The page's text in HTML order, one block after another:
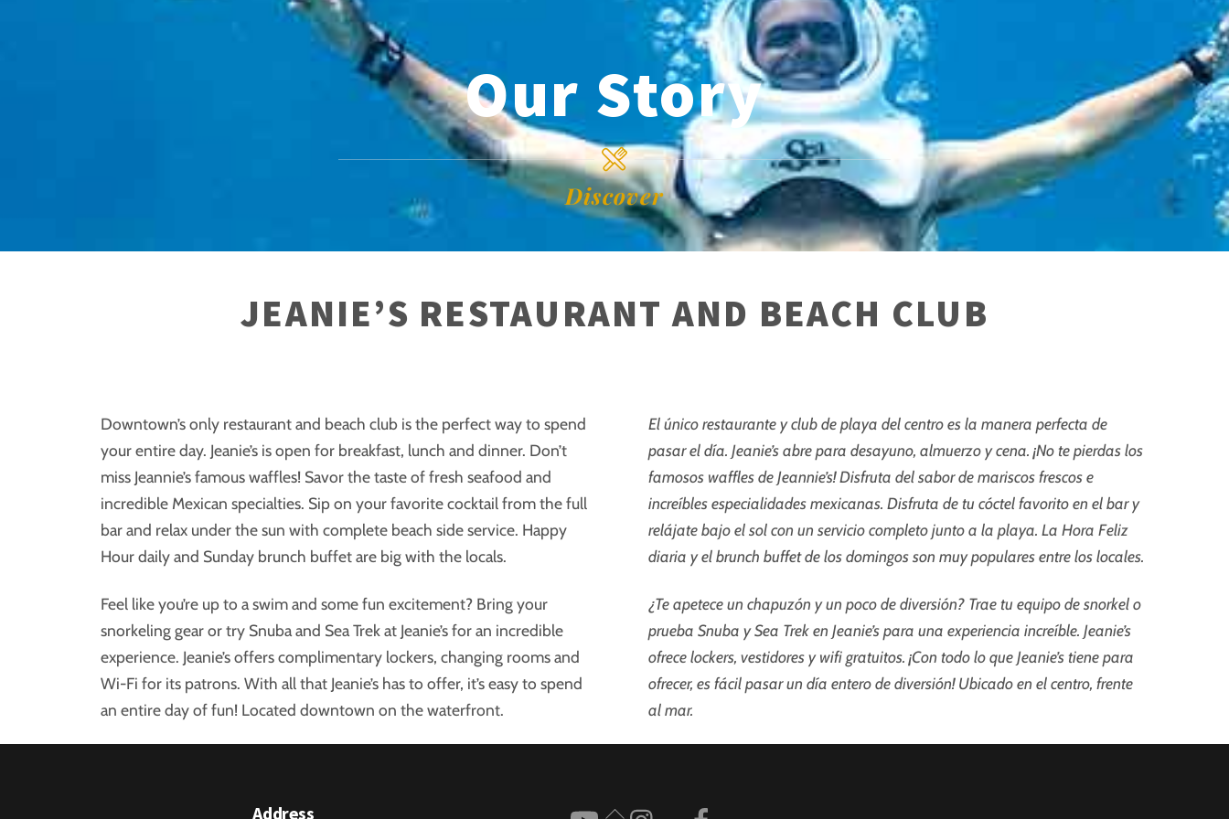
Our Story
Discover
JEANIE’S RESTAURANT AND BEACH CLUB
Downtown’s only restaurant and beach club is the perfect way to spend
your entire day. Jeanie’s is open for breakfast, lunch and dinner. Don’t
miss Jeannie’s famous waffles! Savor the taste of fresh seafood and
incredible Mexican specialties. Sip on your favorite cocktail from the full
bar and relax under the sun with complete beach side service. Happy
Hour daily and Sunday brunch buffet are big with the locals.
Feel like you’re up to a swim and some fun excitement? Bring your
snorkeling gear or try Snuba and Sea Trek at Jeanie’s for an incredible
experience. Jeanie’s offers complimentary lockers, changing rooms and
Wi-Fi for its patrons. With all that Jeanie’s has to offer, it’s easy to spend
an entire day of fun! Located downtown on the waterfront.
El único restaurante y club de playa del centro es la manera perfecta de
pasar el día. Jeanie’s abre para desayuno, almuerzo y cena. ¡No te pierdas los
famosos waffles de Jeannie’s! Disfruta del sabor de mariscos frescos e
increíbles especialidades mexicanas. Disfruta de tu cóctel favorito en el bar y
relájate bajo el sol con un servicio completo junto a la playa. La Hora Feliz
diaria y el brunch buffet de los domingos son muy populares entre los locales.
¿Te apetece un chapuzón y un poco de diversión? Trae tu equipo de snorkel o
prueba Snuba y Sea Trek en Jeanie’s para una experiencia increíble. Jeanie’s
ofrece lockers, vestidores y wifi gratuitos. ¡Con todo lo que Jeanie’s tiene para
ofrecer, es fácil pasar un día entero de diversión! Ubicado en el centro, frente
al mar.
Back
Address